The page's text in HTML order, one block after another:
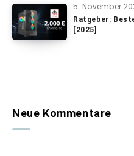
5. November
Ratgeber:
[2025]
Neue Kommentare